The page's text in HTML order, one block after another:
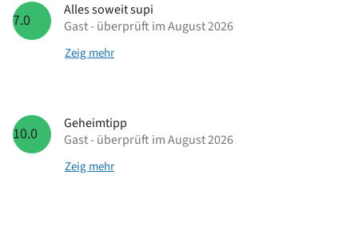
7.0
Alles soweit supi
Gast - überprüft im August 2026
Zeig mehr
10.0
Geheimtipp
Gast - überprüft im August 2026
Zeig mehr